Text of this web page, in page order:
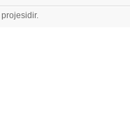
projesidir.